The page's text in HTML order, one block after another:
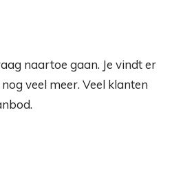
naartoe gaan. Je vindt er
veel meer. Veel klanten